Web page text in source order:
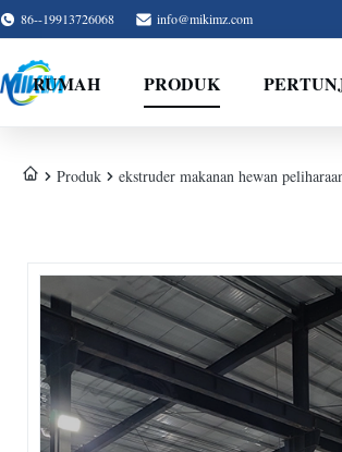
86--19913726068 info@mikimz.com
RUMAH PRODUK
Produk ekstruder makanan hewan